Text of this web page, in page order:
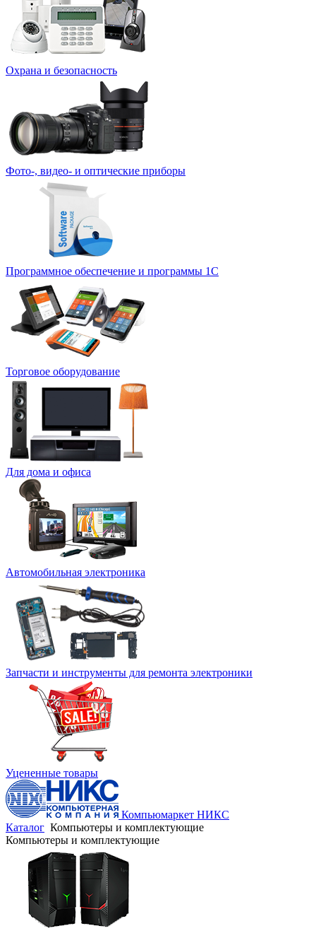
Охрана и безопасность
Фото-, видео- и оптические приборы
Программное обеспечение и программы 1С
Торговое оборудование
Для дома и офиса
Автомобильная электроника
Запчасти и инструменты для ремонта электроники
Уцененные товары
Компьюмаркет НИКС
Каталог Компьютеры и комплектующие
Компьютеры и комплектующие